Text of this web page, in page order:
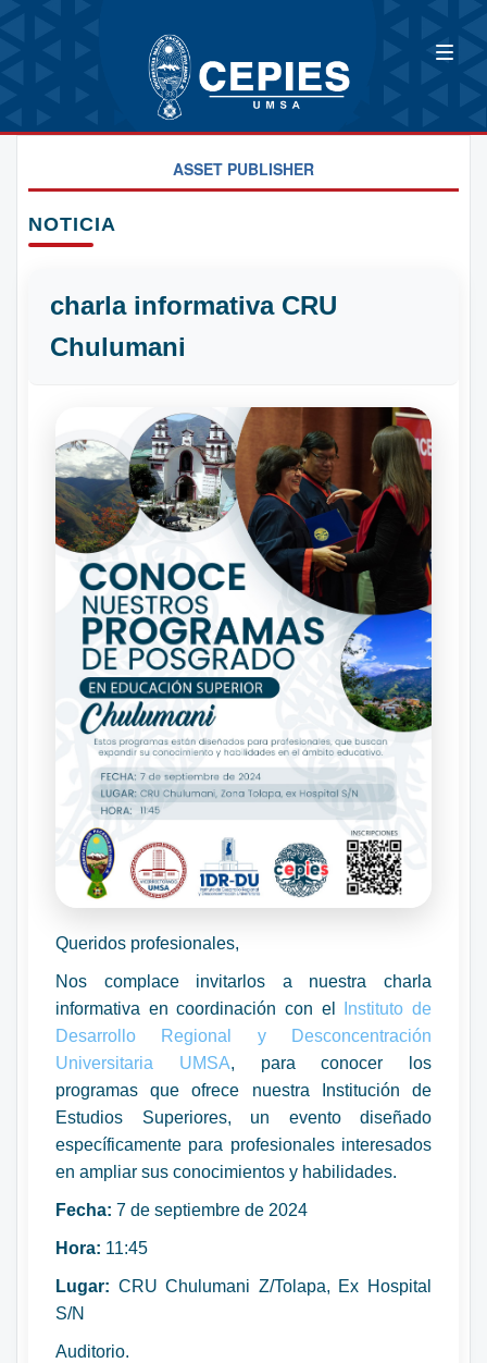
ASSET PUBLISHER
NOTICIA
charla informativa CRU
Chulumani
Queridos profesionales,
Nos complace invitarlos a nuestra charla
informativa en coordinación con el
Instituto de
Desarrollo Regional y Desconcentración
Universitaria UMSA, para conocer los
programas que ofrece nuestra Institución de
Estudios Superiores, un evento diseñado
específicamente para profesionales interesados
en ampliar sus conocimientos y habilidades.
Fecha: 7 de septiembre de 2024
Hora: 11:45
Lugar: CRU Chulumani Z/Tolapa, Ex Hospital
S/N
Auditorio.